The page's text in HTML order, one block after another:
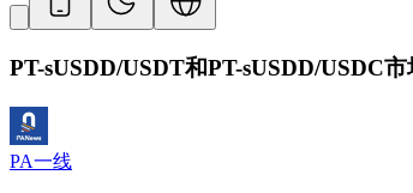
PT-sUSDD/USDT和PT-sUSDD/USDC
PA一线